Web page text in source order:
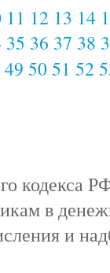
11 12 13 14
35 36 37 38
49 5051 52
кодекса
в
и